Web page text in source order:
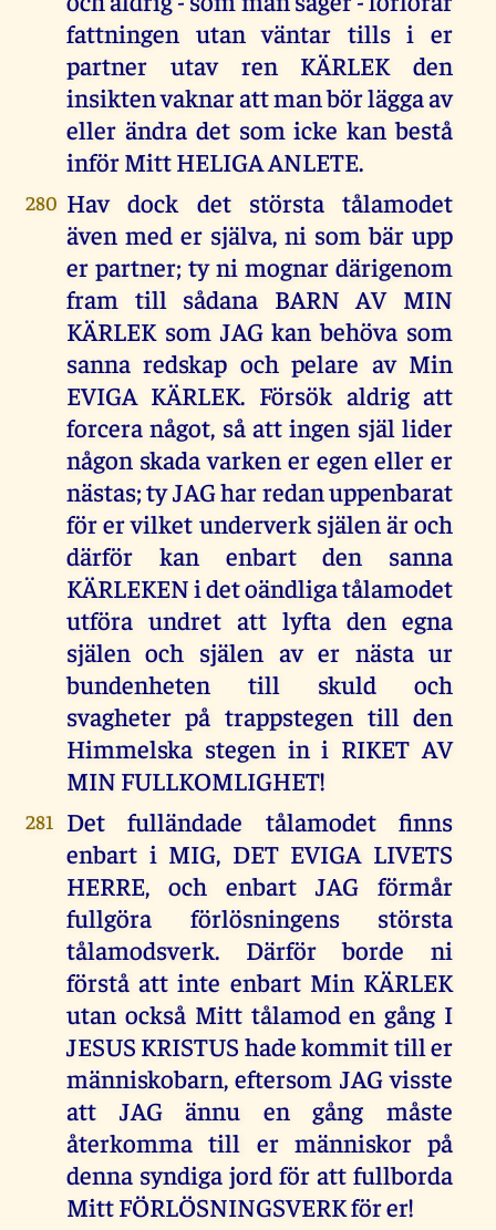
fattningen utan väntar tills i er
partner utav ren KÄRLEK den
insikten vaknar att man bör lägga av
eller ändra det som icke kan bestå
inför Mitt HELIGA ANLETE.
280 Hav dock det största tålamodet
även med er själva, ni som bär upp
er partner; ty ni mognar därigenom
fram till sådana BARN AV MIN
KÄRLEK som JAG kan behöva som
sanna redskap och pelare av Min
EVIGA KÄRLEK. Försök aldrig att
forcera något, så att ingen själ lider
någon skada varken er egen eller er
nästas; ty JAG har redan uppenbarat
för er vilket underverk själen är och
därför kan enbart den sanna
KÄRLEKEN i det oändliga tålamodet
utföra undret att lyfta den egna
själen och själen av er nästa ur
bundenheten till skuld och
svagheter på trappstegen till den
Himmelska stegen in i RIKET AV
MIN FULLKOMLIGHET!
281
Det fulländade tålamodet finns
enbart i MIG, DET EVIGA LIVETS
HERRE, och enbart JAG förmår
fullgöra förlösningens största
tålamodsverk. Därför borde ni
förstå att inte enbart Min KÄRLEK
utan också Mitt tålamod en gång I
JESUS KRISTUS hade kommit till er
människobarn, eftersom JAG visste
att JAG ännu en gång måste
återkomma till er människor på
denna syndiga jord för att fullborda
Mitt FÖRLÖSNINGSVERK för er!